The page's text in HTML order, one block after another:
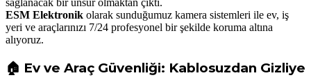
ESM Elektronik olarak sunduğumuz kamera sistemleri ile ev, iş
yeri ve araçlarınızı 7/24 profesyonel bir şekilde koruma altına
alıyoruz.
🏠 Ev ve Araç Güvenliği: Kablosuzdan Gizliye